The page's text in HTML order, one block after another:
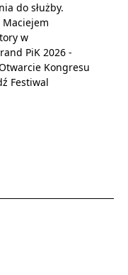
do służby.
Maciejem
w
PiK 2026 -
Kongresu
Festiwal